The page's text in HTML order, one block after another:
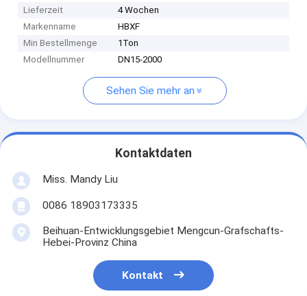
Lieferzeit
4 Wochen
Markenname
HBXF
Min Bestellmenge
1Ton
Modellnummer
DN15-2000
Sehen Sie mehr an
Kontaktdaten
Miss. Mandy Liu
0086 18903173335
Beihuan-Entwicklungsgebiet Mengcun-Grafschafts-
Hebei-Provinz China
Kontakt